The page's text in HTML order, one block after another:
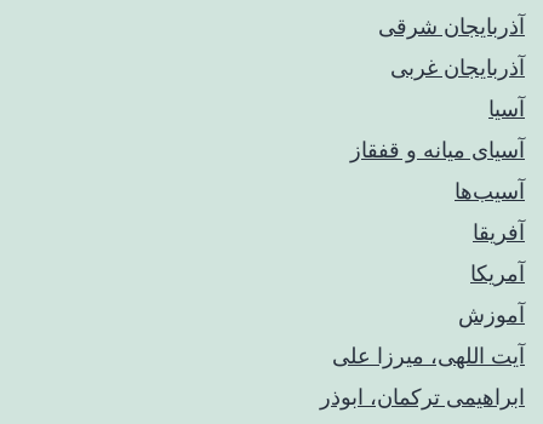
آذربایجان شرقی
آذربایجان غربی
آسیا
آسیای میانه و قفقاز
آسیب‌ها
آفریقا
آمریکا
آموزش
آیت اللهی، میرزا علی
ابراهیمی ترکمان، ابوذر